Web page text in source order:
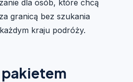
dla osób, które chcą
granicą bez szukania
kraju podróży.